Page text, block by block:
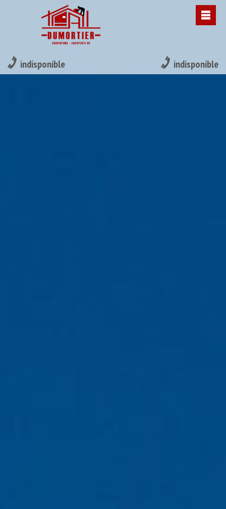
indisponible indisponible